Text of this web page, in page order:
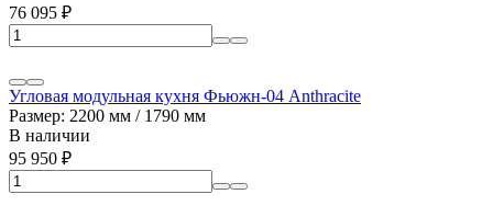
76 095 ₽
Угловая модульная кухня Фьюжн-04 Anthracite
Размер: 2200 мм / 1790 мм
В наличии
95 950 ₽